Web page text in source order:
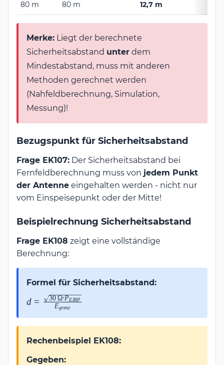
80 m 80 m 12,7 m
Merke: Liegt der berechnete
Sicherheitsabstand unter dem
Mindestabstand, muss mit anderen
Methoden gerechnet werden
(Nahfeldberechnung, Simulation,
Messung)!
Bezugspunkt für Sicherheitsabstand
Frage EK107: Der Sicherheitsabstand bei
Fernfeldberechnung muss von jedem Punkt
der Antenne eingehalten werden - nicht nur
vom Einspeisepunkt oder der Mitte!
Beispielrechnung Sicherheitsabstand
Frage EK108 zeigt eine vollständige
Berechnung:
Formel für Sicherheitsabstand:
d =
\frac{\sqrt{30\,\Omega
\cdot P_{EIRP}}}
{E_{grenz}}
d = Egrenz
30 Ω⋅PEIRP
Rechenbeispiel EK108:
Gegeben: